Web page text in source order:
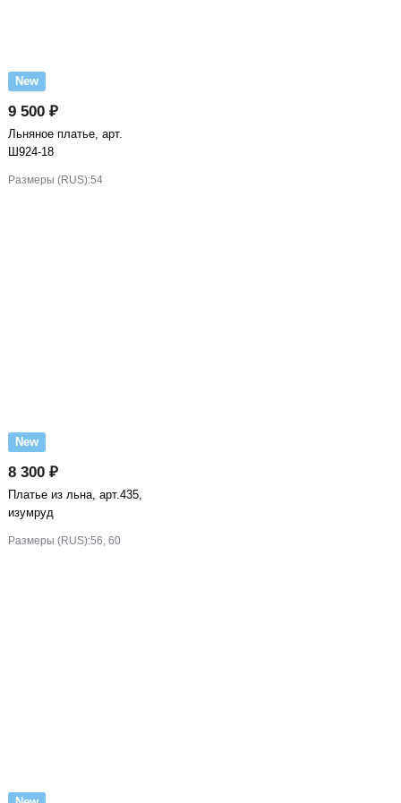
New
9 500 ₽
Льняное платье, арт.
Ш924-18
Размеры (RUS):54
New
8 300 ₽
Платье из льна, арт.435,
изумруд
Размеры (RUS):56, 60